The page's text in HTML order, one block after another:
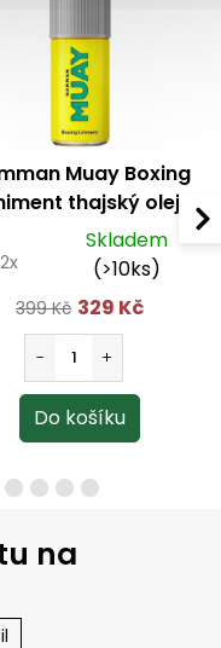
Muay Boxing
thajský olej
120 ml
2x
Skladem
(>10ks)
399 Kč 329 Kč
na